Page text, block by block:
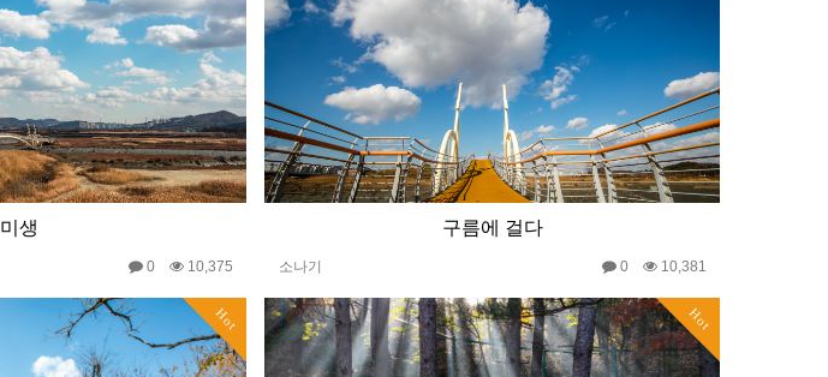
미생
0 10,375
구름에 걸다
소나기 0 10,381
Hot Hot